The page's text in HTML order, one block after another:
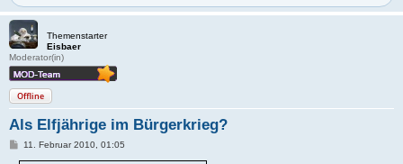
Themenstarter
Eisbaer
Moderator(in)
Offline
Als Elfjährige im Bürgerkrieg?
B11. Februar 2010, 01:05